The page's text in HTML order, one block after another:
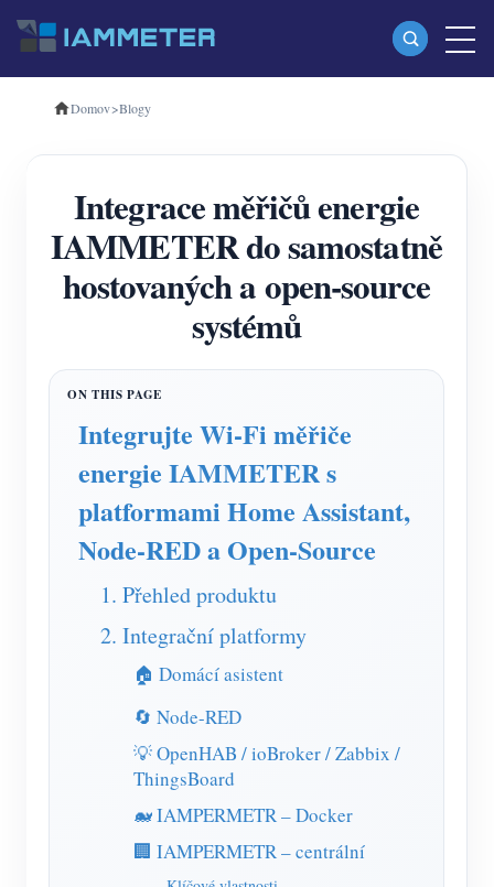
produkty
Třífázový Wi-Fi měřič energie (WEM3080T)
Třífázový Wi-Fi měřič energie (WEM3046T)
Třífázový Wi-Fi měřič energie (WEM3050T)
WiFi Power Controller
IAMMETER Cloud Pro
Nabíječka EV
Simulátor IAMMETER
Virtuální měřič
Systém energetického předpovídání a simulace
Aplikace
Monitor energie solárního FV systému
Monitor spotřeby elektřiny
Řídicí systém PV ohřívače
Tovární energetické monitorování
Ukládat
Zdroje
Rychlý start produktu
Dokument
Výukové video
Společenství
Vývojář
Prozkoumat
Kontakt
Domov>Blogy
Integrace měřičů energie
IAMMETER do samostatně
hostovaných a open-source
systémů
Integrujte Wi-Fi měřiče
energie IAMMETER s
platformami Home Assistant,
Node-RED a Open-Source
1. Přehled produktu
2. Integrační platformy
🏠 Domácí asistent
🔄 Node-RED
💡 OpenHAB / ioBroker / Zabbix /
ThingsBoard
🐋 IAMPERMETR – Docker
🏢 IAMPERMETR – centrální